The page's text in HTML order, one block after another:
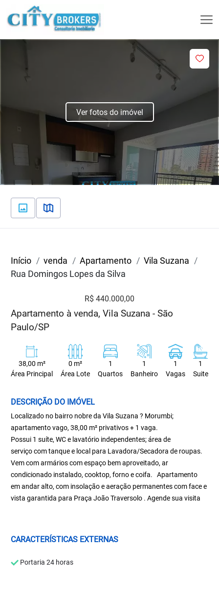
Ver fotos do imóvel
Início venda Apartamento
Vila Suzana
Rua Domingos Lopes da Silva
R$ 440.000,00
Apartamento à venda, Vila Suzana - São
Paulo/SP
38,00 m²
Área Principal
0 m²
Área Lote
1
Quartos
1
Banheiro
1
Vagas
1
Suite
DESCRIÇÃO DO IMÓVEL
Localizado no bairro nobre da Vila Suzana ? Morumbi;
apartamento vago, 38,00 m² privativos + 1 vaga.
Possui 1 suíte, WC e lavatório independentes; área de
serviço com tanque e local para Lavadora/Secadora de roupas.
Vem com armários com espaço bem aproveitado, ar
condicionado instalado, cooktop, forno e coifa. Apartamento
em andar alto, com insolação e aeração permanentes com face e
vista garantida para Praça João Traversolo . Agende sua visita
CARACTERÍSTICAS EXTERNAS
Portaria 24 horas